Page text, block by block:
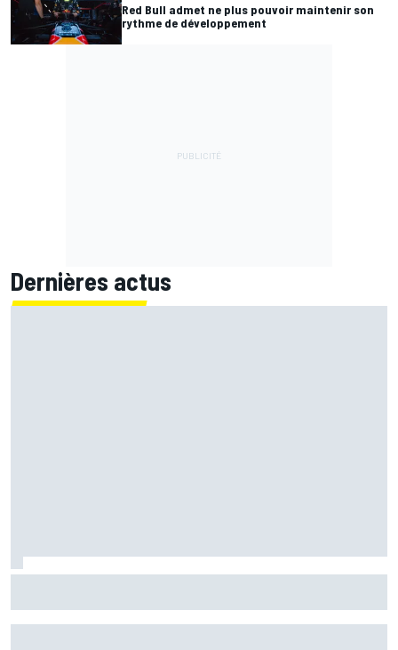
Red Bull admet ne plus pouvoir maintenir son
rythme de développement
Dernières actus